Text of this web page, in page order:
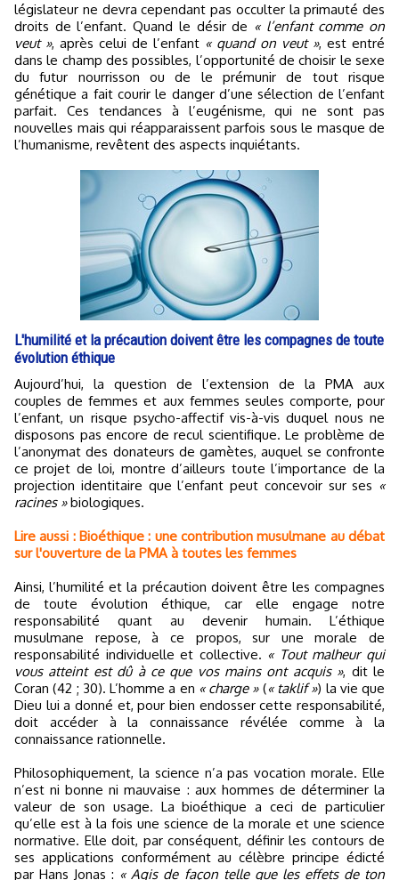
législateur ne devra cependant pas occulter la primauté des
droits de l’enfant. Quand le désir de « l’enfant comme on
veut », après celui de l’enfant « quand on veut », est entré
dans le champ des possibles, l’opportunité de choisir le sexe
du futur nourrisson ou de le prémunir de tout risque
génétique a fait courir le danger d’une sélection de l’enfant
parfait. Ces tendances à l’eugénisme, qui ne sont pas
nouvelles mais qui réapparaissent parfois sous le masque de
l’humanisme, revêtent des aspects inquiétants.
L'humilité et la précaution doivent être les compagnes de toute
évolution éthique
Aujourd’hui, la question de l’extension de la PMA aux
couples de femmes et aux femmes seules comporte, pour
l’enfant, un risque psycho-affectif vis-à-vis duquel nous ne
disposons pas encore de recul scientifique. Le problème de
l’anonymat des donateurs de gamètes, auquel se confronte
ce projet de loi, montre d’ailleurs toute l’importance de la
projection identitaire que l’enfant peut concevoir sur ses «
racines »biologiques.
Lire aussi : Bioéthique : une contribution musulmane au débat
sur l'ouverture de la PMA à toutes les femmes
Ainsi, l’humilité et la précaution doivent être les compagnes
de toute évolution éthique, car elle engage notre
responsabilité quant au devenir humain. L’éthique
musulmane repose, à ce propos, sur une morale de
responsabilité individuelle et collective. « Tout malheur qui
vous atteint est dû à ce que vos mains ont acquis », dit le
Coran (42 ; 30). L’homme a en « charge »(« taklif ») la vie que
Dieu lui a donné et, pour bien endosser cette responsabilité,
doit accéder à la connaissance révélée comme à la
connaissance rationnelle.
Philosophiquement, la science n’a pas vocation morale. Elle
n’est ni bonne ni mauvaise : aux hommes de déterminer la
valeur de son usage. La bioéthique a ceci de particulier
qu’elle est à la fois une science de la morale et une science
normative. Elle doit, par conséquent, définir les contours de
ses applications conformément au célèbre principe édicté
par Hans Jonas : « Agis de façon telle que les effets de ton